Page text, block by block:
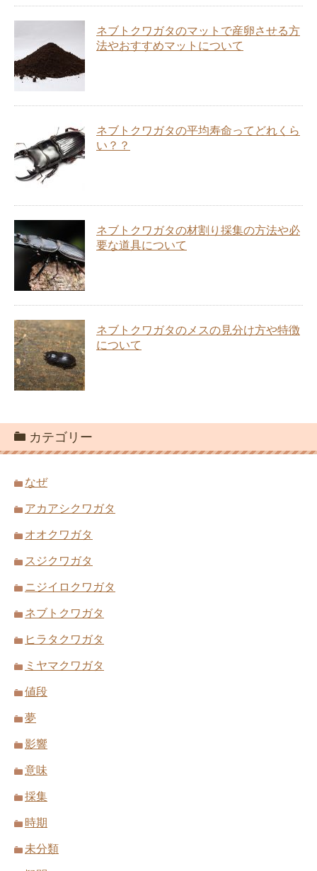
ネブトクワガタのマットで産卵させる方
法やおすすめマットについて
ネブトクワガタの平均寿命ってどれくら
い？？
ネブトクワガタの材割り採集の方法や必
要な道具について
ネブトクワガタのメスの見分け方や特徴
について
カテゴリー
なぜ
アカアシクワガタ
オオクワガタ
スジクワガタ
ニジイロクワガタ
ネブトクワガタ
ヒラタクワガタ
ミヤマクワガタ
値段
夢
影響
意味
採集
時期
未分類